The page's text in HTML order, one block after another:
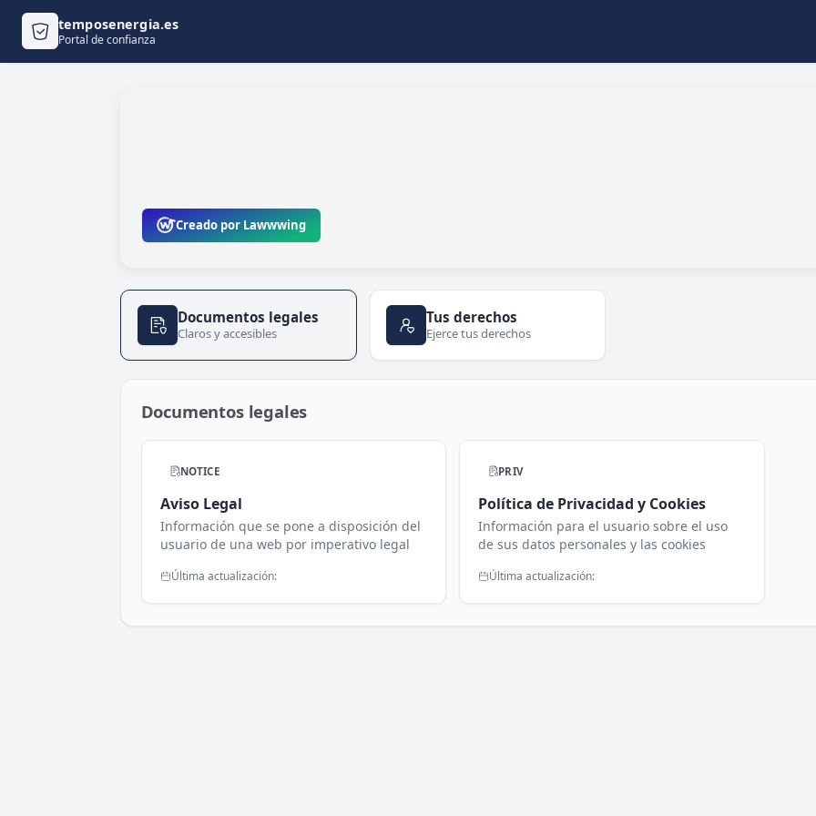
temposenergia.es
Portal de confianza
Creado por Lawwwing
Documentos legales
Claros y accesibles
Tus derechos
Ejerce tus derechos
Documentos legales
NOTICE
Aviso Legal
Información que se pone a disposición del
usuario de una web por imperativo legal
Última actualización:
PRIV
Política de Privacidad y Cookies
Información para el usuario sobre el uso
de sus datos personales y las cookies
Última actualización: